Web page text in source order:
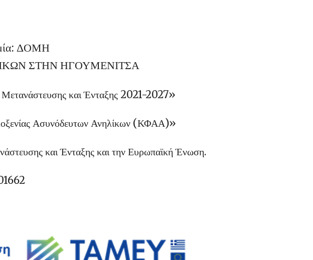
ΔΟΜΗ
ΣΤΗΝ ΗΓΟΥΜΕΝΙΤΣΑ
και Ένταξης 2021-2027»
Ασυνόδευτων Ανηλίκων (ΚΦΑΑ)»
και Ένταξης και την Ευρωπαϊκή Ένωση.